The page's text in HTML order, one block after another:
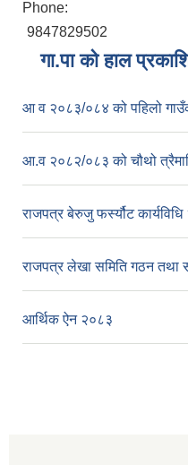
Phone:
9847829502
गा.पा काे हाल
आ व २०८३/०८४ को पहिलो
आ.व २०८२/०८३ को चौथो
राजपत्र बेरुजु फर्स्यौट
राजपत्र लेखा समिति गठन तथा
आर्थिक ऐन २०८३